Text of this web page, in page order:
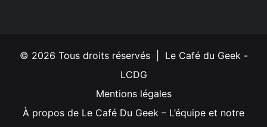
© 2026 Tous droits réservés | Le Café du Geek -
LCDG
Mentions légales
À propos de Le Café Du Geek – L’équipe et notre